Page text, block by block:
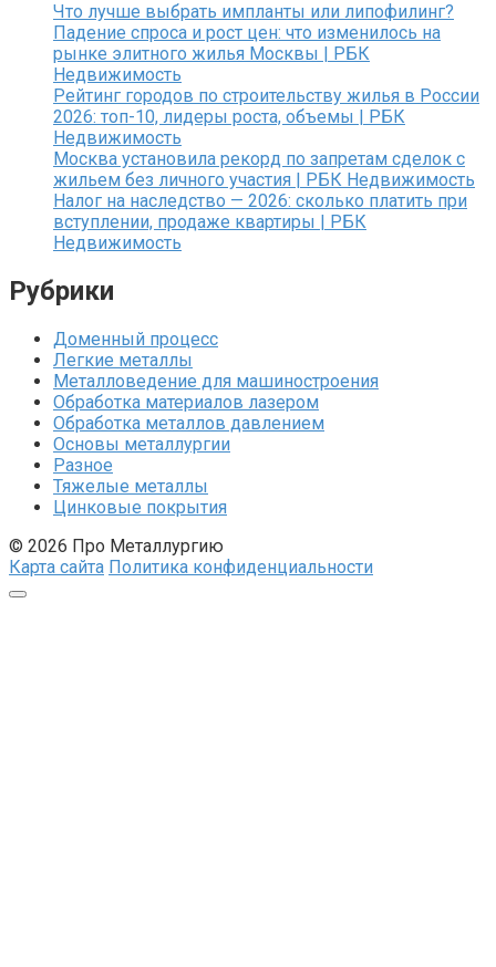
Что лучше выбрать импланты или липофилинг?
Падение спроса и рост цен: что изменилось на
рынке элитного жилья Москвы | РБК
Недвижимость
Рейтинг городов по строительству жилья в России
2026: топ-10, лидеры роста, объемы | РБК
Недвижимость
Москва установила рекорд по запретам сделок с
жильем без личного участия | РБК Недвижимость
Налог на наследство — 2026: сколько платить при
вступлении, продаже квартиры | РБК
Недвижимость
Рубрики
Доменный процесс
Легкие металлы
Металловедение для машиностроения
Обработка материалов лазером
Обработка металлов давлением
Основы металлургии
Разное
Тяжелые металлы
Цинковые покрытия
© 2026 Про Металлургию
Карта сайта Политика конфиденциальности